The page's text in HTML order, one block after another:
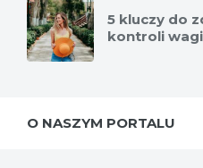
5 kluczy do
kontroli wagi
O NASZYM PORTALU